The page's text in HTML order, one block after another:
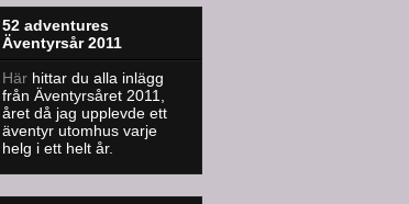
52 adventures
Äventyrsår 2011
Här hittar du alla inlägg
från Äventyrsåret 2011,
året då jag upplevde ett
äventyr utomhus varje
helg i ett helt år.